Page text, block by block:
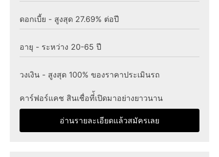
ดอกเบี้ย - สูงสุด 27.69% ต่อปี
อายุ - ระหว่าง 20-65 ปี
วงเงิน - สูงสุด 100% ของราคาประเมินรถ
คาร์ฟอร์แคช สินเชื่อที่้เปิดมาอย่างยาวนาน
อ่านรายละเอียดแล้วสมัครเลย